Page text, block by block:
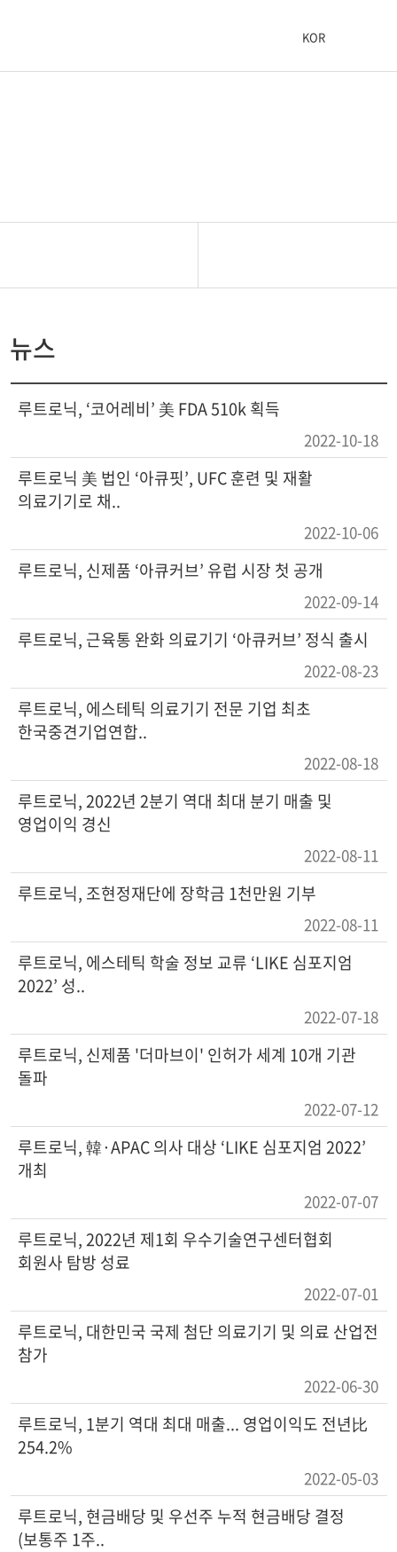
KOR
뉴스
루트로닉, ‘코어레비’ 美 FDA 510k 획득
2022-10-18
루트로닉 美 법인 ‘아큐핏’, UFC 훈련 및 재활
의료기기로 채..
2022-10-06
루트로닉, 신제품 ‘아큐커브’ 유럽 시장 첫 공개
2022-09-14
루트로닉, 근육통 완화 의료기기 ‘아큐커브’ 정식 출시
2022-08-23
루트로닉, 에스테틱 의료기기 전문 기업 최초
한국중견기업연합..
2022-08-18
루트로닉, 2022년 2분기 역대 최대 분기 매출 및
영업이익 경신
2022-08-11
루트로닉, 조현정재단에 장학금 1천만원 기부
2022-08-11
루트로닉, 에스테틱 학술 정보 교류 ‘LIKE 심포지엄
2022’ 성..
2022-07-18
루트로닉, 신제품 '더마브이' 인허가 세계 10개 기관
돌파
2022-07-12
루트로닉, 韓·APAC 의사 대상 ‘LIKE 심포지엄 2022’
개최
2022-07-07
루트로닉, 2022년 제1회 우수기술연구센터협회
회원사 탐방 성료
2022-07-01
루트로닉, 대한민국 국제 첨단 의료기기 및 의료 산업전
참가
2022-06-30
루트로닉, 1분기 역대 최대 매출... 영업이익도 전년比
254.2%
2022-05-03
루트로닉, 현금배당 및 우선주 누적 현금배당 결정
(보통주 1주..